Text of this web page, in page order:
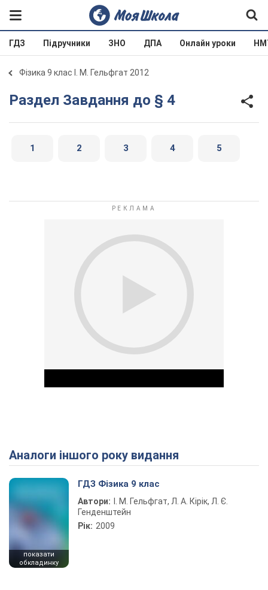
ГДЗ Підручники ЗНО ДПА Онлайн уроки
Фізика 9 клас І. М. Гельфгат 2012
Раздел Завдання до § 4
1 2 3 4 5
Play Video
Аналоги іншого року видання
показати
обкладинку
ГДЗ Фізика 9 клас
Автори:
І. М. Гельфгат, Л. А. Кірік, Л. Є.
Генденштейн
Рік: 2009